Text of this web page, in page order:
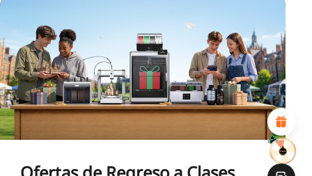
2 5 9 10
*RAZONES DE SU SATISFACCIÓN
Diseño visual atractivo
Recomendaciones de productos adecuadas
Navegación y categorías claras